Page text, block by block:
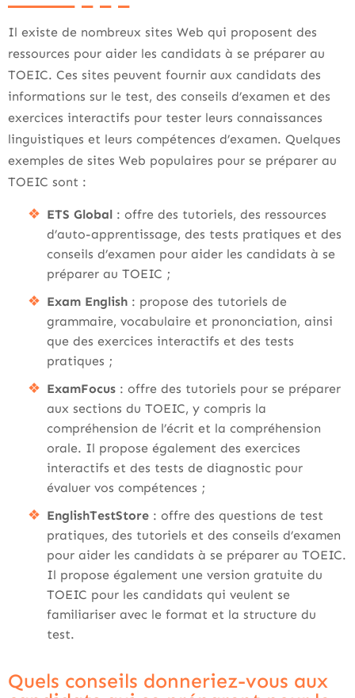
Il existe de nombreux sites Web qui proposent des
ressources pour aider les candidats à se préparer au
TOEIC. Ces sites peuvent fournir aux candidats des
informations sur le test, des conseils d’examen et des
exercices interactifs pour tester leurs connaissances
linguistiques et leurs compétences d’examen. Quelques
exemples de sites Web populaires pour se préparer au
TOEIC sont :
ETS Global : offre des tutoriels, des ressources
d’auto-apprentissage, des tests pratiques et des
conseils d’examen pour aider les candidats à se
préparer au TOEIC ;
Exam English : propose des tutoriels de
grammaire, vocabulaire et prononciation, ainsi
que des exercices interactifs et des tests
pratiques ;
ExamFocus : offre des tutoriels pour se préparer
aux sections du TOEIC, y compris la
compréhension de l’écrit et la compréhension
orale. Il propose également des exercices
interactifs et des tests de diagnostic pour
évaluer vos compétences ;
EnglishTestStore : offre des questions de test
pratiques, des tutoriels et des conseils d’examen
pour aider les candidats à se préparer au TOEIC.
Il propose également une version gratuite du
TOEIC pour les candidats qui veulent se
familiariser avec le format et la structure du
test.
Quels conseils donneriez-vous aux